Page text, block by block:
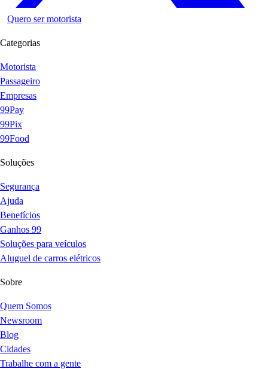
Quero ser motorista
Categorias
Motorista
Passageiro
Empresas
99Pay
99Pix
99Food
Soluções
Segurança
Ajuda
Benefícios
Ganhos 99
Soluções para veículos
Aluguel de carros elétricos
Sobre
Quem Somos
Newsroom
Blog
Cidades
Trabalhe com a gente